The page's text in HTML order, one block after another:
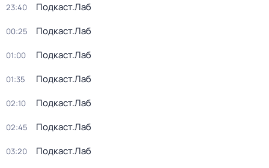
23:40 Подкаст.Лаб
00:25 Подкаст.Лаб
01:00 Подкаст.Лаб
01:35 Подкаст.Лаб
02:10 Подкаст.Лаб
02:45 Подкаст.Лаб
03:20 Подкаст.Лаб